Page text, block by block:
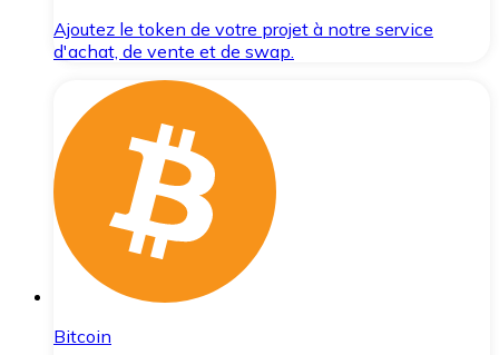
Ajoutez le token de votre projet à notre service
d'achat, de vente et de swap.
Bitcoin